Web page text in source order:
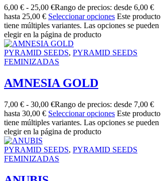
6,00 € - 25,00 €Rango de precios: desde 6,00 €
hasta 25,00 € Seleccionar opciones Este producto
tiene múltiples variantes. Las opciones se pueden
elegir en la página de producto
PYRAMID SEEDS, PYRAMID SEEDS
FEMINIZADAS
AMNESIA GOLD
7,00 € - 30,00 €Rango de precios: desde 7,00 €
hasta 30,00 € Seleccionar opciones Este producto
tiene múltiples variantes. Las opciones se pueden
elegir en la página de producto
PYRAMID SEEDS, PYRAMID SEEDS
FEMINIZADAS